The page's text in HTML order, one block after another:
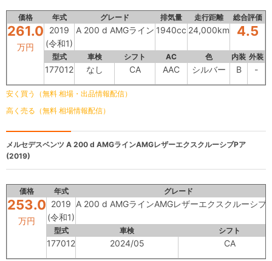
価格 年式 グレード 排気量 走行距離 総合評価
261.0
万円
2019
(令和1)
A 200 d AMGライン 1940cc 24,000km 4.5
型式 車検 シフト AC 色 内装 外装
177012 なし CA AAC シルバー B -
安く買う（無料 相場・出品情報配信）
高く売る（無料 相場情報配信）
メルセデスベンツ A 200 d AMGラインAMGレザーエクスクルーシブPア
(2019)
価格 年式 グレード
253.0
万円
2019
(令和1)
A 200 d AMGラインAMGレザーエクスクルーシブ
型式 車検 シフト
177012 2024/05 CA